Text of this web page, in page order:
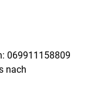
069911158809
nach